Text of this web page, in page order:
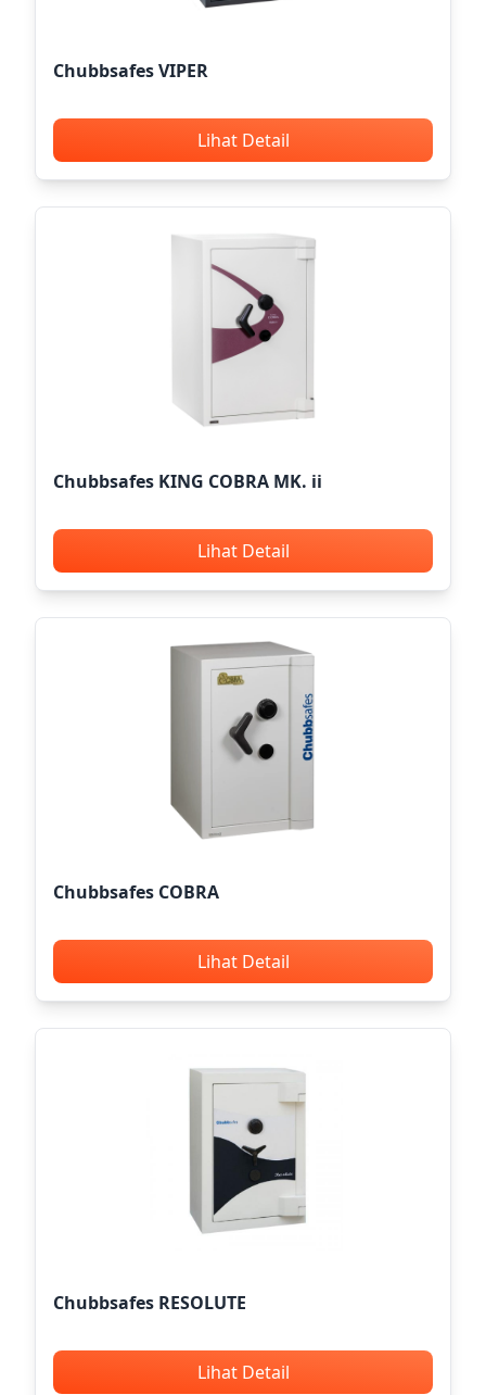
Chubbsafes VIPER
Lihat Detail
Chubbsafes KING COBRA MK. ii
Lihat Detail
Chubbsafes COBRA
Lihat Detail
Chubbsafes RESOLUTE
Lihat Detail